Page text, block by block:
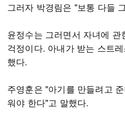
그러자 박경림은 "보통 다들
윤정수는 그러면서 자녀에
걱정이다. 아내가 받는 스트
했다.
주영훈은 "아기를 만들려고
워야 한다"고 말했다.